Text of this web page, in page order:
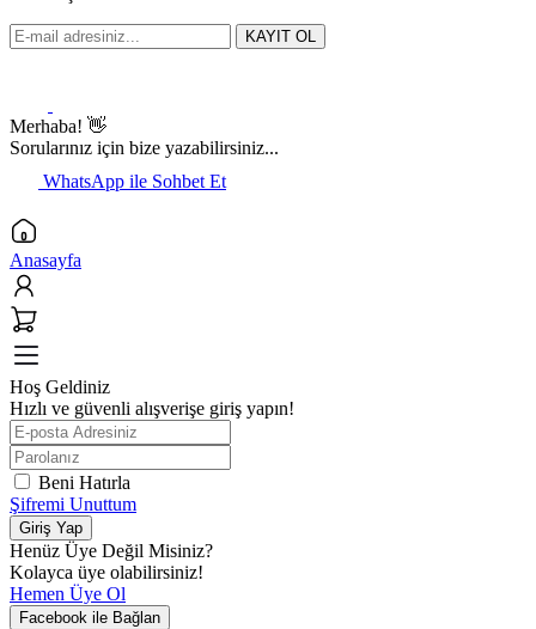
KAYIT OL
Merhaba! 👋
Sorularınız için bize yazabilirsiniz...
WhatsApp ile Sohbet Et
Anasayfa
Hoş Geldiniz
Hızlı ve güvenli alışverişe giriş yapın!
Beni Hatırla
Şifremi Unuttum
Giriş Yap
Henüz Üye Değil Misiniz?
Kolayca üye olabilirsiniz!
Hemen Üye Ol
Facebook ile Bağlan